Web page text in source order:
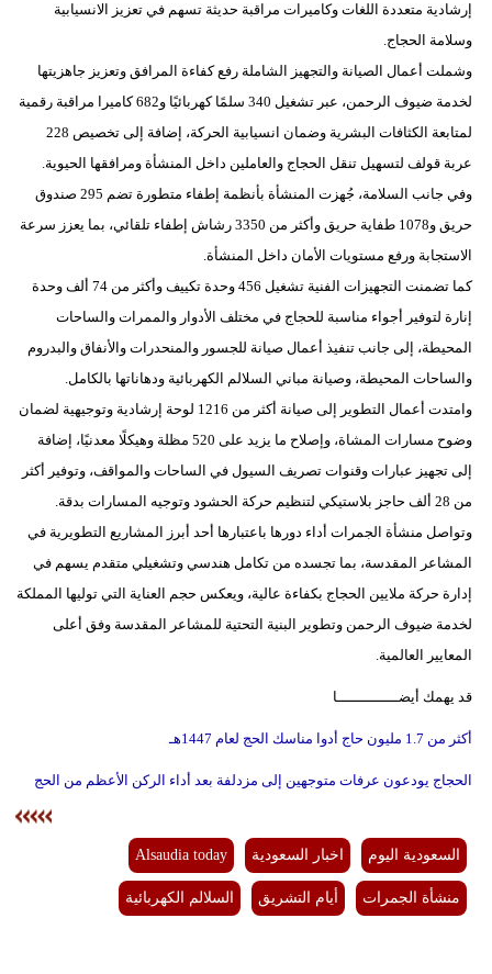
إرشادية متعددة اللغات وكاميرات مراقبة حديثة تسهم في تعزيز الانسيابية
وسلامة الحجاج.
وشملت أعمال الصيانة والتجهيز الشاملة رفع كفاءة المرافق وتعزيز جاهزيتها
لخدمة ضيوف الرحمن، عبر تشغيل 340 سلمًا كهربائيًا و682 كاميرا مراقبة رقمية
لمتابعة الكثافات البشرية وضمان انسيابية الحركة، إضافة إلى تخصيص 228
عربة قولف لتسهيل تنقل الحجاج والعاملين داخل المنشأة ومرافقها الحيوية.
وفي جانب السلامة، جُهزت المنشأة بأنظمة إطفاء متطورة تضم 295 صندوق
حريق و1078 طفاية حريق وأكثر من 3350 رشاش إطفاء تلقائي، بما يعزز سرعة
الاستجابة ورفع مستويات الأمان داخل المنشأة.
كما تضمنت التجهيزات الفنية تشغيل 456 وحدة تكييف وأكثر من 74 ألف وحدة
إنارة لتوفير أجواء مناسبة للحجاج في مختلف الأدوار والممرات والساحات
المحيطة، إلى جانب تنفيذ أعمال صيانة للجسور والمنحدرات والأنفاق والبدروم
والساحات المحيطة، وصيانة مباني السلالم الكهربائية ودهاناتها بالكامل.
وامتدت أعمال التطوير إلى صيانة أكثر من 1216 لوحة إرشادية وتوجيهية لضمان
وضوح مسارات المشاة، وإصلاح ما يزيد على 520 مظلة وهيكلًا معدنيًا، إضافة
إلى تجهيز عبارات وقنوات تصريف السيول في الساحات والمواقف، وتوفير أكثر
من 28 ألف حاجز بلاستيكي لتنظيم حركة الحشود وتوجيه المسارات بدقة.
وتواصل منشأة الجمرات أداء دورها باعتبارها أحد أبرز المشاريع التطويرية في
المشاعر المقدسة، بما تجسده من تكامل هندسي وتشغيلي متقدم يسهم في
إدارة حركة ملايين الحجاج بكفاءة عالية، ويعكس حجم العناية التي توليها المملكة
لخدمة ضيوف الرحمن وتطوير البنية التحتية للمشاعر المقدسة وفق أعلى
المعايير العالمية.
قد يهمك أيضــــــــــــــا
أكثر من 1.7 مليون حاج أدوا مناسك الحج لعام 1447هـ
الحجاج يودعون عرفات متوجهين إلى مزدلفة بعد أداء الركن الأعظم من الحج
السعودية اليوم اخبار السعودية Alsaudia today
منشأة الجمرات أيام التشريق السلالم الكهربائية